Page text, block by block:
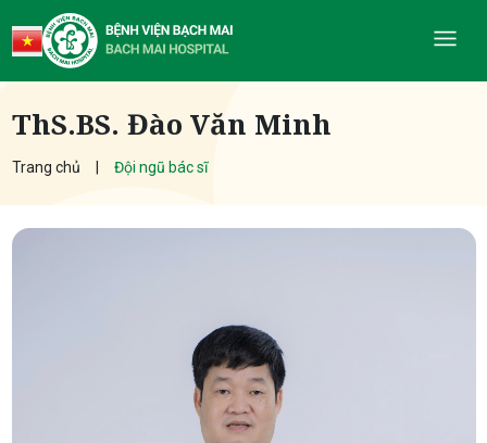
ThS.BS. Đào Văn Minh
Trang chủ Đội ngũ bác sĩ